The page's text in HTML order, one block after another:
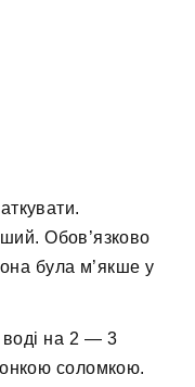
Обов’язково
була м’якше у
воді на 2 — 3
соломкою.